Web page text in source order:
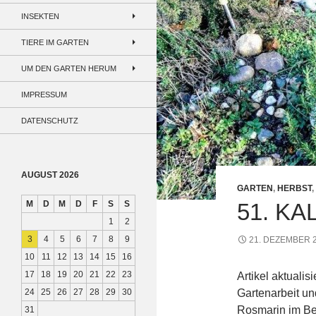
GARTEN , HERBST,
51.
21. DEZEMBER
Artikel
Gartenarbeit
Rosmarin im
INSEKTEN
TIERE IM GARTEN
UM DEN GARTEN HERUM
IMPRESSUM
DATENSCHUTZ
AUGUST 2026
M D M D F S
S
1
2
3
4 5 6 7 8
9
10
11 12 13 14 15
16
17
18 19 20 21 22
23
24
25 26 27 28 29
30
31